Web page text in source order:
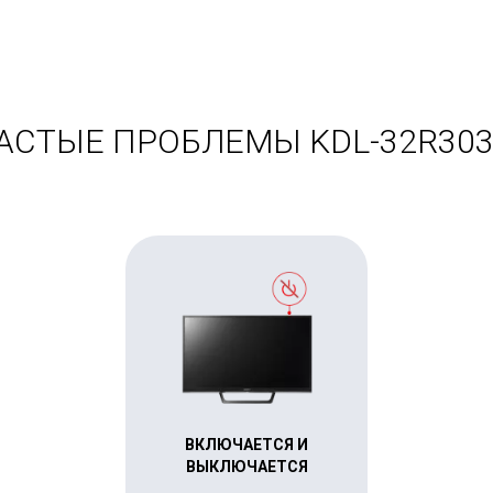
ПРОБЛЕМЫ KDL-
ВКЛЮЧАЕТСЯ И
ВЫКЛЮЧАЕТСЯ